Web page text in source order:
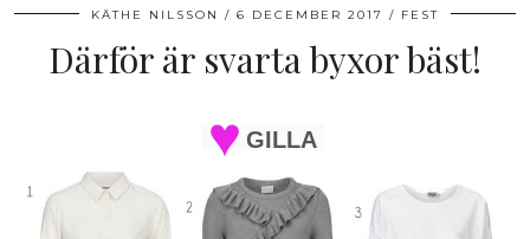
KÄTHE NILSSON 6 DECEMBER 2017 FEST
Därför är svarta byxor bäst!
GILLA